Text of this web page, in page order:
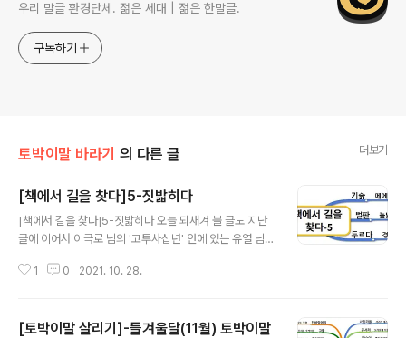
우리 말글 환경단체. 젊은 세대 | 젊은 한말글.
구독하기
토박이말 바라기 의 다른 글 더보기
[책에서 길을 찾다]5-짓밟히다
[책에서 길을 찾다]5-짓밟히다 오늘 되새겨 볼 글도 지난
글에 이어서 이극로 님의 '고투사십년' 안에 있는 유열 님의
띄는 말을 가지고 생각해 본 것을 몇 가지 말씀드리겠습니
우시면서 경제학을 오로지 닦았음은, 거기에 벌써 남 다른
1 0 2021. 10. 28.
[토박이말 살리기]-들겨울달(11월) 토박이말